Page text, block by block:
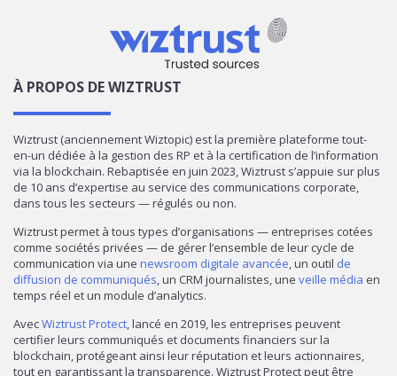
À PROPOS DE WIZTRUST
Wiztrust (anciennement Wiztopic) est la première plateforme tout-
en-un dédiée à la gestion des RP et à la certification de l’information
via la blockchain. Rebaptisée en juin 2023, Wiztrust s’appuie sur plus
de 10 ans d’expertise au service des communications corporate,
dans tous les secteurs — régulés ou non.
Wiztrust permet à tous types d’organisations — entreprises cotées
comme sociétés privées — de gérer l’ensemble de leur cycle de
communication via une newsroom digitale avancée, un outil de
diffusion de communiqués, un CRM journalistes, une veille média en
temps réel et un module d’analytics.
AvecWiztrust Protect, lancé en 2019, les entreprises peuvent
certifier leurs communiqués et documents financiers sur la
blockchain, protégeant ainsi leur réputation et leurs actionnaires,
tout en garantissant la transparence. Wiztrust Protect peut être